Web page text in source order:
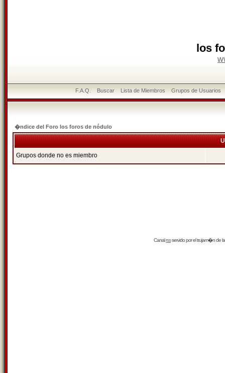
los
F.A.Q. Buscar Lista de Miembros Grupos de Usuarios
�ndice del Foro los foros de nódulo
Grupos donde no es miembro
Canalrssservido por eltrujam�nde